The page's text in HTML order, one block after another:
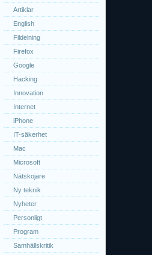
Artiklar
English
Fildelning
Firefox
Google
Hacking
Innovation
Internet
iPhone
IT-säkerhet
Mac
Microsoft
Nätskojare
Ny teknik
Nyheter
Personligt
Program
Samhällskritik